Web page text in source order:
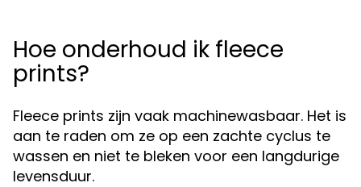
Hoe onderhoud ik fleece
prints?
Fleece prints zijn vaak machinewasbaar. Het is
aan te raden om ze op een zachte cyclus te
wassen en niet te bleken voor een langdurige
levensduur.